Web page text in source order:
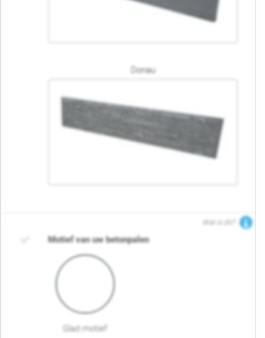
Donau
Wat is dit?
Motief van uw betonpalen
Glad motief